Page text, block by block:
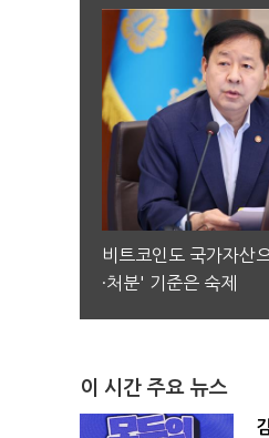
비트코인도 국가자산
·처분' 기준은 숙제
이 시간 주요 뉴스